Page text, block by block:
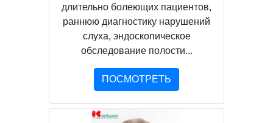
длительно болеющих пациентов,
раннюю диагностику нарушений
слуха, эндоскопическое
обследование полости...
ПОСМОТРЕТЬ